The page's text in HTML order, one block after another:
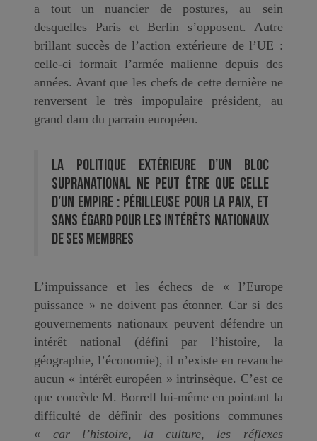
a tout un nuancier de postures, au sein
desquelles Paris et Berlin s’opposent. Autre
brillant succès de l’action extérieure de l’UE :
celle-ci formait l’armée malienne depuis des
années. Avant que les chefs de cette dernière ne
renversent le très impopulaire président, au
grand dam du parrain européen.
La politique extérieure d’un bloc
supranational ne peut être que celle
d’un empire : périlleuse pour la paix, et
sans égard pour les intérêts nationaux
de ses membres
L’impuissance et les échecs de « l’Europe
puissance » ne doivent pas étonner. Car si des
gouvernements nationaux peuvent défendre un
intérêt national (défini par l’histoire, la
géographie, l’économie), il n’existe en revanche
aucun « intérêt européen » intrinsèque. C’est ce
que concède M. Borrell lui-même en pointant la
difficulté de définir des positions communes
« car l’histoire, la culture, les réflexes